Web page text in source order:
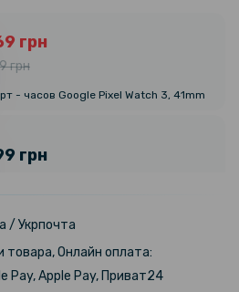
грн
грн
- часов Google Pixel Watch 3, 41mm
грн
пленка Hydrogel Film для Google
грн
грн
/ Укрпочта
товара, Онлайн оплата:
Pay, Apple Pay, Приват24